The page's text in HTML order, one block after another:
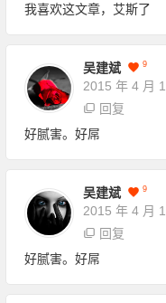
我喜欢这文章，艾斯了
吴建斌 9
2015 年 4 月
回复
好腻害。好屌
吴建斌 9
2015 年 4 月
回复
好腻害。好屌